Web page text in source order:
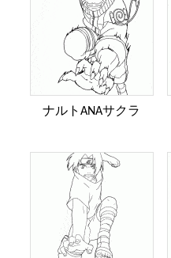
ナルトANAサクラ